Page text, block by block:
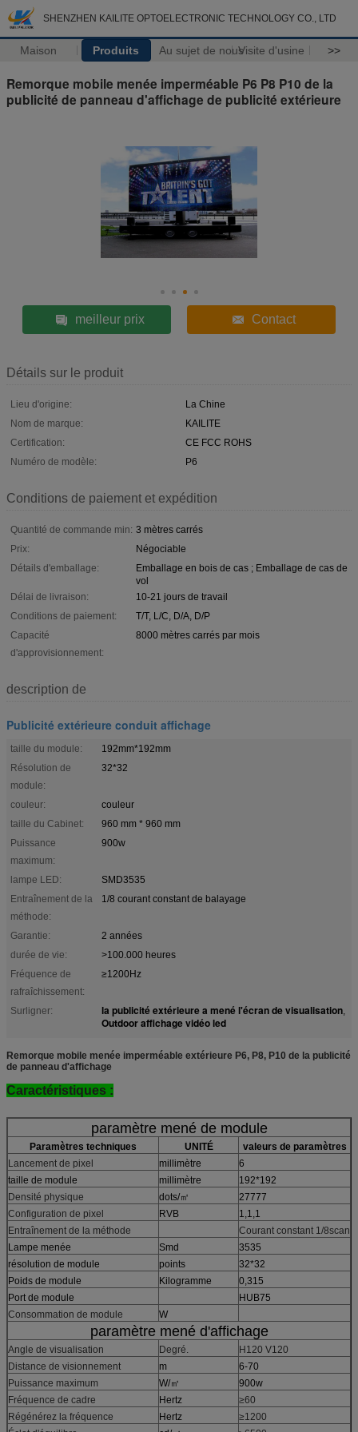
SHENZHEN KAILITE OPTOELECTRONIC TECHNOLOGY CO., LTD
Maison Produits Au sujet de nousVisite d'usine >>
Remorque mobile menée imperméable P6 P8 P10 de la
publicité de panneau d'affichage de publicité extérieure
meilleur prix Contact
Détails sur le produit
Lieu d'origine:
La Chine
Nom de marque:
KAILITE
Certification:
CE FCC ROHS
Numéro de modèle:
P6
Conditions de paiement et expédition
Quantité de commande min: 3 mètres carrés
Prix:
Négociable
Détails d'emballage:
Emballage en bois de cas ; Emballage de cas de
vol
Délai de livraison:
10-21 jours de travail
Conditions de paiement:
T/T, L/C, D/A, D/P
Capacité
d'approvisionnement:
8000 mètres carrés par mois
description de
Publicité extérieure conduit affichage
taille du module:
192mm*192mm
Résolution de
module:
32*32
couleur:
couleur
taille du Cabinet:
960 mm * 960 mm
Puissance
maximum:
900w
lampe LED:
SMD3535
Entraînement de la
méthode:
1/8 courant constant de balayage
Garantie:
2 années
durée de vie:
>100.000 heures
Fréquence de
rafraîchissement:
≥1200Hz
Surligner: la publicité extérieure a mené l'écran de visualisation,
Outdoor affichage vidéo led
Remorque mobile menée imperméable extérieure P6, P8, P10 de la publicité
de panneau d'affichage
Caractéristiques :
paramètre mené de module
Paramètres techniques UNITÉ
valeurs de paramètres
Lancement de pixel
millimètre
6
taille de module
millimètre
192*192
Densité physique
dots/㎡
27777
Configuration de pixel
RVB
1,1,1
Entraînement de la méthode
Courant constant 1/8scan
Lampe menée
Smd
3535
résolution de module
points
32*32
Poids de module
Kilogramme
0,315
Port de module
HUB75
Consommation de module
W
paramètre mené d'affichage
Angle de visualisation Degré.
H120 V120
Distance de visionnement
m
6-70
Puissance maximum
W/㎡
900w
Fréquence de cadre
Hertz
≥60
Régénérez la fréquence
Hertz
≥1200